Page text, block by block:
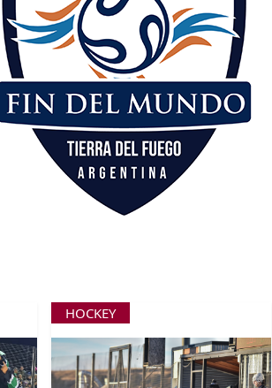
HOCKEY